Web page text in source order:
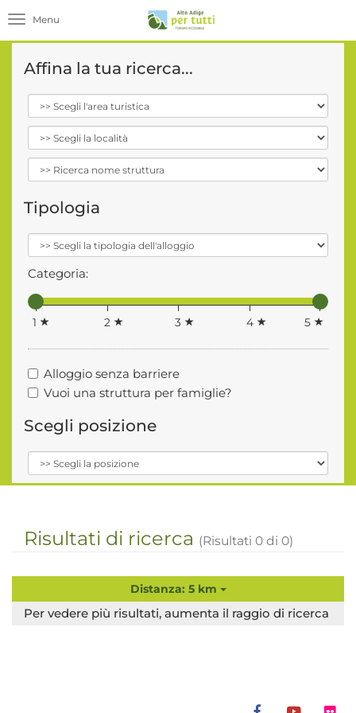
Toggle navigation
Affina la tua ricerca...
Tipologia
Categoria:
1 2 3 4 5
Alloggio senza barriere
Vuoi una struttura per famiglie?
Scegli posizione
Risultati di ricerca (Risultati 0 di 0)
Distanza: 5 km
Per vedere più risultati, aumenta il raggio di ricerca